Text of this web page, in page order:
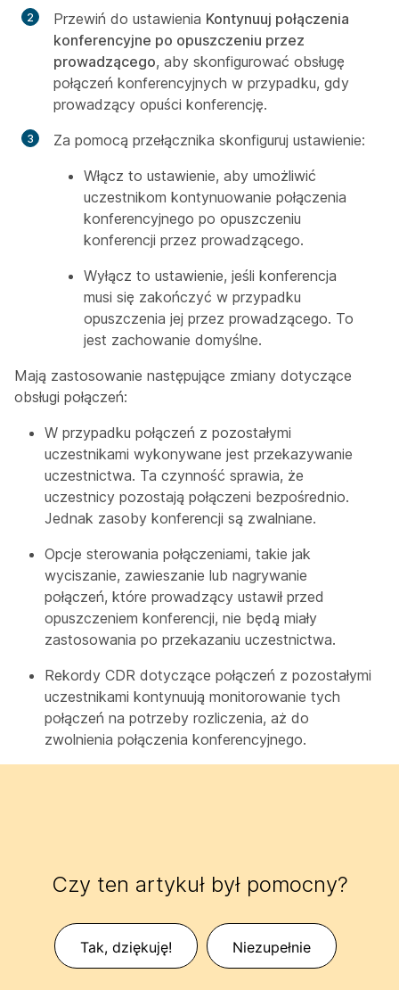
Przewiń do ustawienia Kontynuuj połączenia
konferencyjne po opuszczeniu przez
prowadzącego, aby skonfigurować obsługę
połączeń konferencyjnych w przypadku, gdy
prowadzący opuści konferencję.
Za pomocą przełącznika skonfiguruj ustawienie:
Włącz to ustawienie, aby umożliwić
uczestnikom kontynuowanie połączenia
konferencyjnego po opuszczeniu
konferencji przez prowadzącego.
Wyłącz to ustawienie, jeśli konferencja
musi się zakończyć w przypadku
opuszczenia jej przez prowadzącego. To
jest zachowanie domyślne.
Mają zastosowanie następujące zmiany dotyczące
obsługi połączeń:
W przypadku połączeń z pozostałymi
uczestnikami wykonywane jest przekazywanie
uczestnictwa. Ta czynność sprawia, że
uczestnicy pozostają połączeni bezpośrednio.
Jednak zasoby konferencji są zwalniane.
Opcje sterowania połączeniami, takie jak
wyciszanie, zawieszanie lub nagrywanie
połączeń, które prowadzący ustawił przed
opuszczeniem konferencji, nie będą miały
zastosowania po przekazaniu uczestnictwa.
Rekordy CDR dotyczące połączeń z pozostałymi
uczestnikami kontynuują monitorowanie tych
połączeń na potrzeby rozliczenia, aż do
zwolnienia połączenia konferencyjnego.
Czy ten artykuł był pomocny?
Tak, dziękuję! Niezupełnie